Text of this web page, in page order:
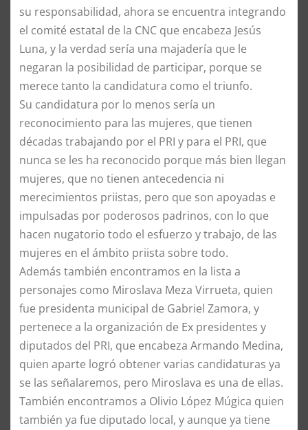
su responsabilidad, ahora se encuentra integrando
el comité estatal de la CNC que encabeza Jesús
Luna, y la verdad sería una majadería que le
negaran la posibilidad de participar, porque se
merece tanto la candidatura como el triunfo.
Su candidatura por lo menos sería un
reconocimiento para las mujeres, que tienen
décadas trabajando por el PRI y para el PRI, que
nunca se les ha reconocido porque más bien llegan
mujeres, que no tienen antecedencia ni
merecimientos priistas, pero que son apoyadas e
impulsadas por poderosos padrinos, con lo que
hacen nugatorio todo el esfuerzo y trabajo, de las
mujeres en el ámbito priista sobre todo.
Además también encontramos en la lista a
personajes como Miroslava Meza Virrueta, quien
fue presidenta municipal de Gabriel Zamora, y
pertenece a la organización de Ex presidentes y
diputados del PRI, que encabeza Armando Medina,
quien aparte logró obtener varias candidaturas ya
se las señalaremos, pero Miroslava es una de ellas.
También encontramos a Olivio López Múgica quien
también ya fue diputado local, y aunque ya tiene